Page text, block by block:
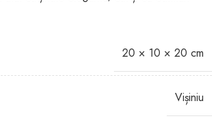
20 × 10 × 20 cm
Vișiniu